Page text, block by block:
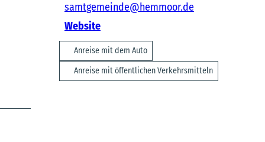
samtgemeinde@hemmoor.de
Website
Anreise mit dem Auto
Anreise mit öffentlichen Verkehrsmitteln